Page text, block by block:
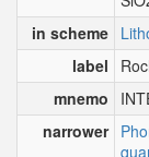
in scheme
label
mnemo
narrower